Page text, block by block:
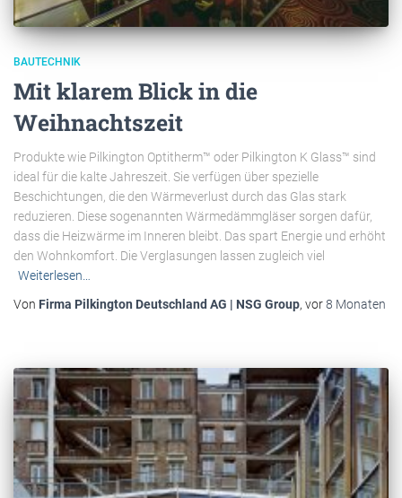
BAUTECHNIK
Mit klarem Blick in die
Weihnachtszeit
Produkte wie Pilkington Optitherm™ oder Pilkington K Glass™ sind
ideal für die kalte Jahreszeit. Sie verfügen über spezielle
Beschichtungen, die den Wärmeverlust durch das Glas stark
reduzieren. Diese sogenannten Wärmedämmgläser sorgen dafür,
dass die Heizwärme im Inneren bleibt. Das spart Energie und erhöht
den Wohnkomfort. Die Verglasungen lassen zugleich viel
Weiterlesen…
Von Firma Pilkington Deutschland AG | NSG Group, vor8 Monaten